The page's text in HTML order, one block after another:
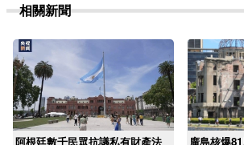
相關新聞
阿根廷數千民眾抗議私有財產法
廣島核爆